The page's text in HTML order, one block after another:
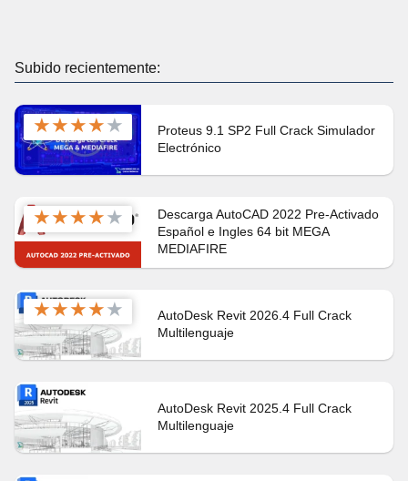
Subido recientemente:
★★★★★
Proteus 9.1 SP2 Full Crack Simulador
Electrónico
★★★★★
Descarga AutoCAD 2022 Pre-Activado
Español e Ingles 64 bit MEGA
MEDIAFIRE
★★★★★
AutoDesk Revit 2026.4 Full Crack
Multilenguaje
AutoDesk Revit 2025.4 Full Crack
Multilenguaje